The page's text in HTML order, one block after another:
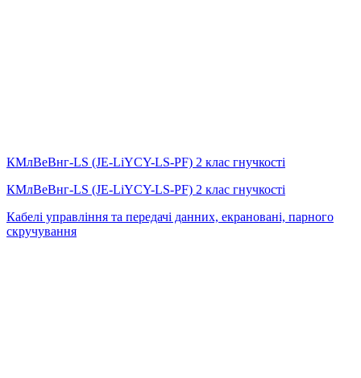
КМлВеВнг-LS (JE-LiYCY-LS-PF) 2 клас гнучкості
КМлВеВнг-LS (JE-LiYCY-LS-PF) 2 клас гнучкості
Кабелі управління та передачі данних, екрановані, парного
скручування